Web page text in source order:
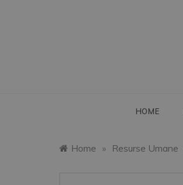
HOME
Home » Resurse Umane